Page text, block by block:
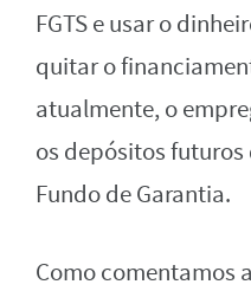
FGTS e usar o
quitar o
atualmente, o
os depósitos
Fundo de Garantia.
Como comentamos